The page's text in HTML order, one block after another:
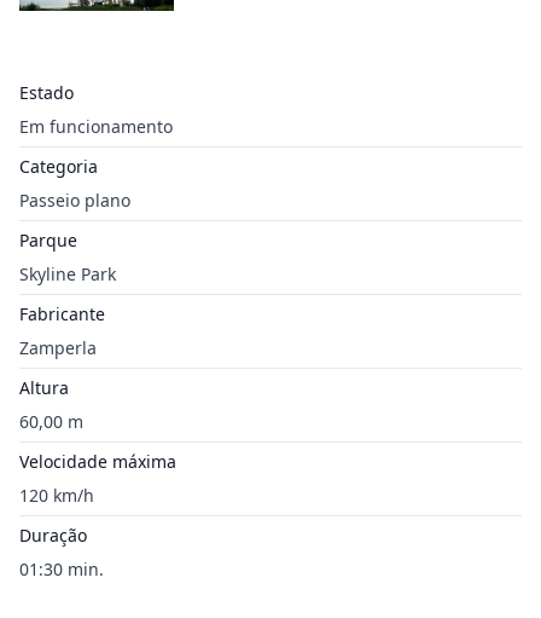
Estado
Em funcionamento
Categoria
Passeio plano
Parque
Skyline Park
Fabricante
Zamperla
Altura
60,00 m
Velocidade máxima
120 km/h
Duração
01:30 min.